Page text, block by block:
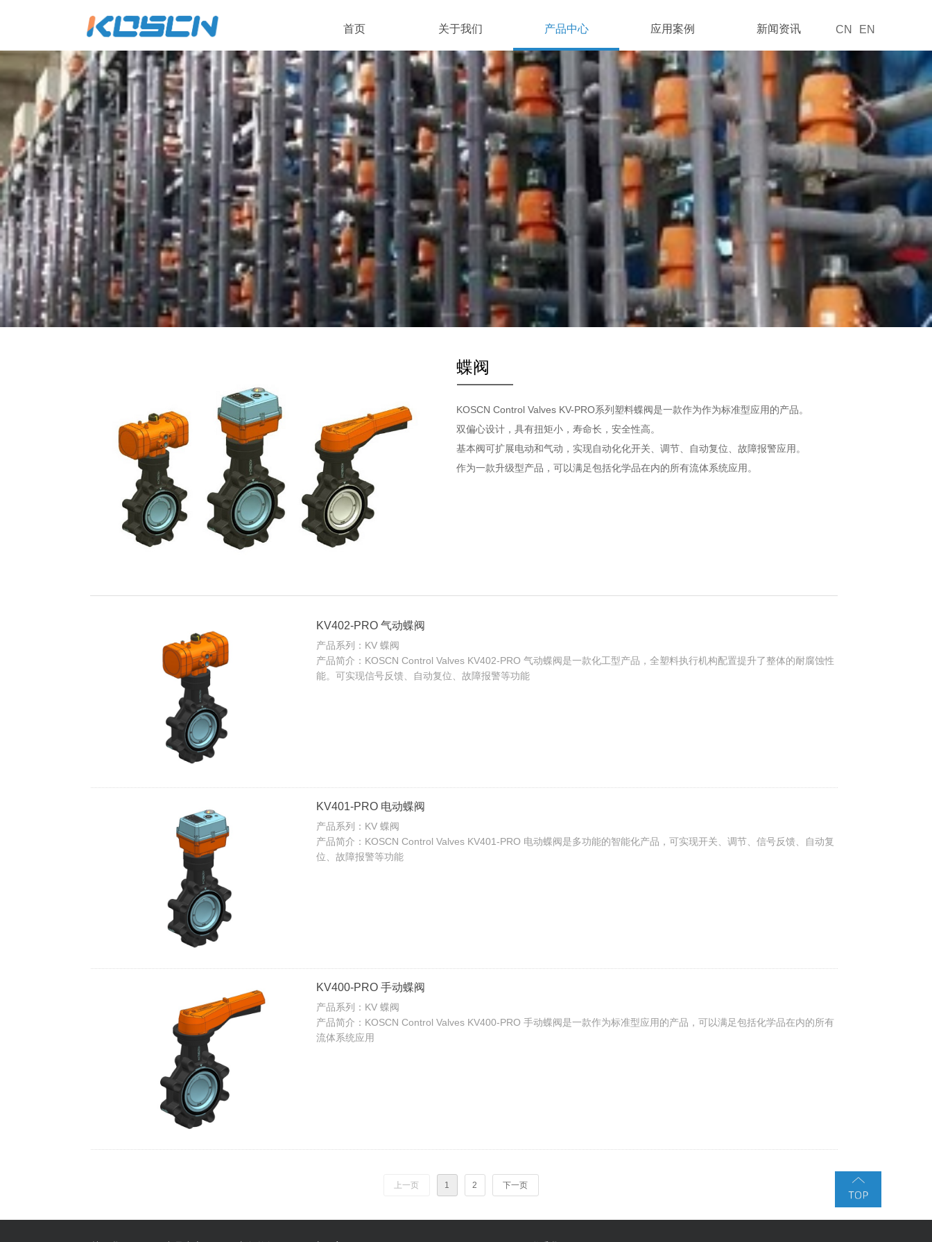
首页 关于我们 产品中心 应用案例 新闻资讯 CN EN
KV402-PRO 气动蝶阀
产品系列：KV 蝶阀
产品简介：KOSCN Control Valves KV402-PRO 气动蝶阀是一款化工型产品，全塑料执行机构配置提升了整体的耐腐蚀性
能。可实现信号反馈、自动复位、故障报警等功能
KV401-PRO 电动蝶阀
产品系列：KV 蝶阀
产品简介：KOSCN Control Valves KV401-PRO 电动蝶阀是多功能的智能化产品，可实现开关、调节、信号反馈、自动复
位、故障报警等功能
KV400-PRO 手动蝶阀
产品系列：KV 蝶阀
产品简介：KOSCN Control Valves KV400-PRO 手动蝶阀是一款作为标准型应用的产品，可以满足包括化学品在内的所有
流体系统应用
上一页 1 2 下一页
蝶阀
KOSCN Control Valves KV-PRO系列塑料蝶阀是一款作为作为标准型应用的产品。
双偏心设计，具有扭矩小，寿命长，安全性高。
基本阀可扩展电动和气动，实现自动化化开关、调节、自动复位、故障报警应用。
作为一款升级型产品，可以满足包括化学品在内的所有流体系统应用。